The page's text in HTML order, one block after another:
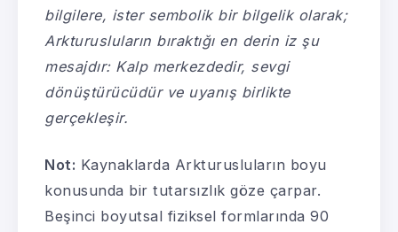
bilgilere, ister sembolik bir bilgelik olarak;
Arkturusluların bıraktığı en derin iz şu
mesajdır: Kalp merkezdedir, sevgi
dönüştürücüdür ve uyanış birlikte
gerçekleşir.
Not: Kaynaklarda Arkturusluların boyu
konusunda bir tutarsızlık göze çarpar.
Beşinci boyutsal fiziksel formlarında 90